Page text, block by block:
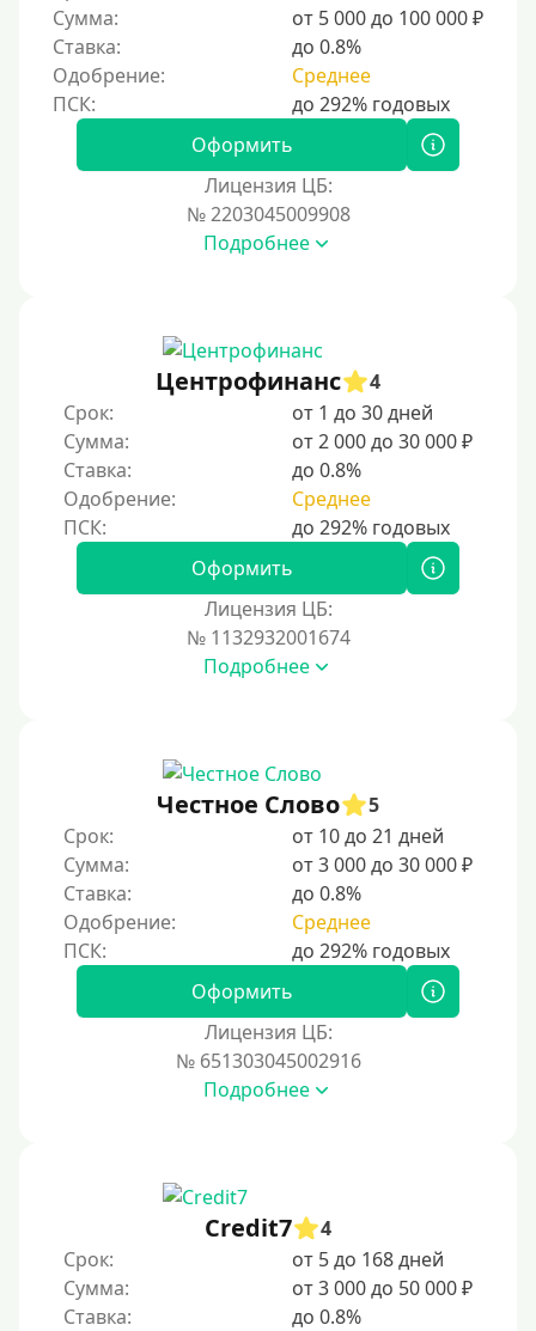
Сумма:
от 5 000 до 100 000 ₽
Ставка:
до 0.8%
Одобрение:
Среднее
Оформить
Лицензия ЦБ:
№ 2203045009908
Подробнее
Центрофинанс
4
Срок:
от 1 до 30 дней
Сумма:
от 2 000 до 30 000 ₽
Ставка:
до 0.8%
Одобрение:
Среднее
Оформить
Лицензия ЦБ:
№ 1132932001674
Подробнее
Честное Слово
5
Срок:
от 10 до 21 дней
Сумма:
от 3 000 до 30 000 ₽
Ставка:
до 0.8%
Одобрение:
Среднее
Оформить
Лицензия ЦБ:
№ 651303045002916
Подробнее
Credit7
4
Срок:
от 5 до 168 дней
Сумма:
от 3 000 до 50 000 ₽
Ставка:
до 0.8%